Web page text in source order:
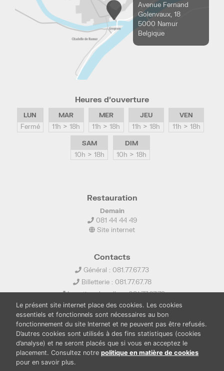
Avenue Fernand
Golenvaux, 18
5000 Namur
Belgique
Heures d’ouverture
LUN
Fermé
MAR
11h > 18h
MER
11h > 18h
JEU
11h > 18h
VEN
11h > 18h
SAM
10h > 18h
DIM
10h > 18h
Restauration
Demain
081 44 44 49
Site internet
Contacts
Général : 081.77.67.73
Billetterie : 081.77.67.78
Location de salles : 081.77.67.79
info@ledelta.be
Le présent site internet place des cookies. Les cookies
essentiels et fonctionnels sont nécessaires au bon
fonctionnement du site Internet et ne peuvent pas être refusés.
D’autres cookies sont utilisés à des fins statistiques (cookies
d’analyse) et ne seront placés que si vous en acceptez le
placement. Consultez notre politique en matière de cookies
pour en savoir plus.